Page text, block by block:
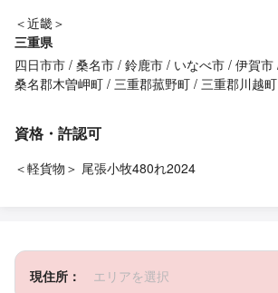
＜近畿＞
三重県
四日市市 桑名市 鈴鹿市 いなべ市 伊賀市
桑名郡木曽岬町 三重郡菰野町 三重郡川越町
資格・許認可
＜軽貨物＞ 尾張小牧480れ2024
現住所： エリアを選択